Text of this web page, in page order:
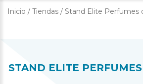
Inicio / Tiendas / Stand Elite Perfumes
STAND ELITE